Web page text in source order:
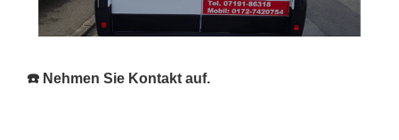
☎️ Nehmen Sie Kontakt auf.